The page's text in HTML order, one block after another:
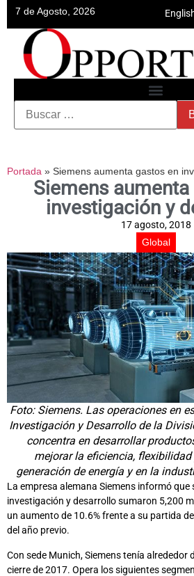
7 de Agosto, 2026
Portada » Siemens aumenta gastos en
Siemens
investigación y
17 agosto, 2018
Global
Foto: Siemens. Las operaciones en
Investigación y Desarrollo de la
concentra en desarrollar
mejorar la eficiencia,
generación de energía y en la
La empresa alemana Siemens informó que
investigación y desarrollo sumaron 5,200
un aumento de 10.6% frente a su partida
del año previo.
Con sede Munich, Siemens tenía alrededor
cierre de 2017. Opera los siguientes